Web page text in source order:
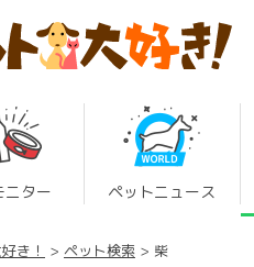
ニター ペットニュース
き！ ペット検索 柴